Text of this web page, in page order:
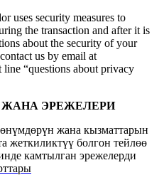
uses security measures to
the transaction and after it is
about the security of your
us by email at
“questions about privacy
ЭРЕЖЕЛЕРИ
жана кызматтарын
жеткиликтүү болгон тейлөө
камтылган эрежелерди